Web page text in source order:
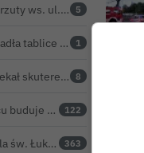
Urząd Miasta odpowiada na zarzuty ws. ul. Sokolej. „Droga spełnia wszystkie normy” 5
Chciała pomóc koleżance. Ukradła tablice z... niewłaściwego samochodu 1
Pod wpływem narkotyków uciekał skuterem. Pościg zakończył w polu kukurydzy 8
Dyrektor szpitala w Bolesławcu buduje medyczne imperium. „Gazeta Wyborcza” opisuje jego działalność w całej Polsce 122
„Wyborcza” o imprezie szpitala św. Łukasza: kontrowersyjna gala dla pracowników 363